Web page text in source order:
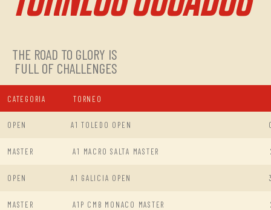
THE ROAD TO GLORY IS
FULL OF CHALLENGES
CATEGORIA TORNEO
OPEN A1 TOLEDO OPEN
MASTER A1 MACRO SALTA MASTER
OPEN A1 GALICIA OPEN
MASTER A1P CMB MONACO MASTER